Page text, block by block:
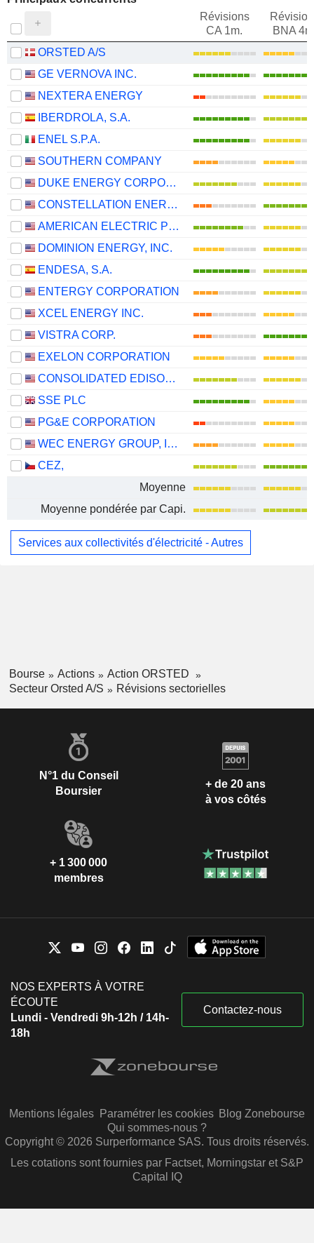
Révisions
CA 1m.
BNA
ORSTED A/S
GE VERNOVA INC.
NEXTERA ENERGY
IBERDROLA, S.A.
ENEL S.P.A.
SOUTHERN COMPANY
DUKE ENERGY CORPORATION
CONSTELLATION ENERGY CORPORATION
AMERICAN ELECTRIC POWER COMPANY, INC.
DOMINION ENERGY, INC.
ENDESA, S.A.
ENTERGY CORPORATION
XCEL ENERGY INC.
VISTRA CORP.
EXELON CORPORATION
CONSOLIDATED EDISON, INC.
SSE PLC
PG&E CORPORATION
WEC ENERGY GROUP, INC.
CEZ,
Moyenne
Moyenne pondérée par Capi.
Services aux collectivités d'électricité - Autres
Bourse Actions
Action ORSTED
Secteur Orsted A/S
Révisions sectorielles
N°1 du Conseil
Boursier
+ de 20 ans
à vos côtés
+ 1 300 000
membres
NOS EXPERTS À VOTRE
ÉCOUTE
Lundi - Vendredi 9h-12h / 14h-
18h
Contactez-nous
Mentions légales Paramétrer les cookies Blog Zonebourse
Qui sommes-nous ?
Copyright © 2026 Surperformance SAS. Tous droits réservés.
Les cotations sont fournies par Factset, Morningstar et S&P
Capital IQ